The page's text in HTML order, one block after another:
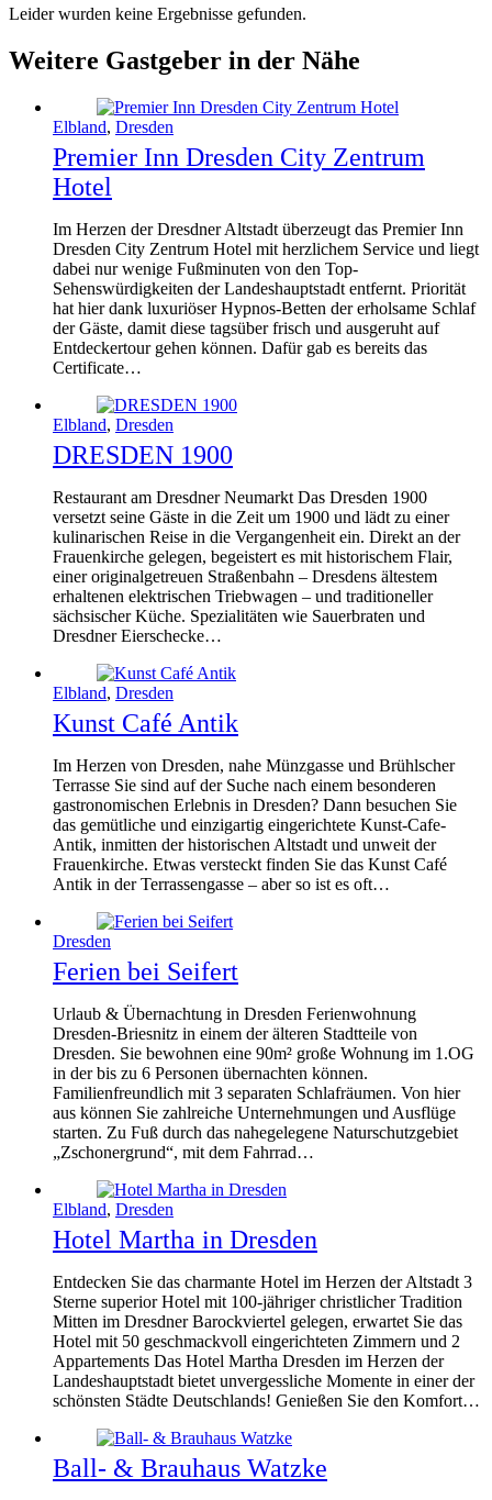
Leider wurden keine Ergebnisse gefunden.
Weitere Gastgeber in der Nähe
Elbland, Dresden
Premier Inn Dresden City Zentrum
Hotel
Im Herzen der Dresdner Altstadt überzeugt das Premier Inn
Dresden City Zentrum Hotel mit herzlichem Service und liegt
dabei nur wenige Fußminuten von den Top-
Sehenswürdigkeiten der Landeshauptstadt entfernt. Priorität
hat hier dank luxuriöser Hypnos-Betten der erholsame Schlaf
der Gäste, damit diese tagsüber frisch und ausgeruht auf
Entdeckertour gehen können. Dafür gab es bereits das
Certificate…
Elbland, Dresden
DRESDEN 1900
Restaurant am Dresdner Neumarkt Das Dresden 1900
versetzt seine Gäste in die Zeit um 1900 und lädt zu einer
kulinarischen Reise in die Vergangenheit ein. Direkt an der
Frauenkirche gelegen, begeistert es mit historischem Flair,
einer originalgetreuen Straßenbahn – Dresdens ältestem
erhaltenen elektrischen Triebwagen – und traditioneller
sächsischer Küche. Spezialitäten wie Sauerbraten und
Dresdner Eierschecke…
Elbland, Dresden
Kunst Café Antik
Im Herzen von Dresden, nahe Münzgasse und Brühlscher
Terrasse Sie sind auf der Suche nach einem besonderen
gastronomischen Erlebnis in Dresden? Dann besuchen Sie
das gemütliche und einzigartig eingerichtete Kunst-Cafe-
Antik, inmitten der historischen Altstadt und unweit der
Frauenkirche. Etwas versteckt finden Sie das Kunst Café
Antik in der Terrassengasse – aber so ist es oft…
Dresden
Ferien bei Seifert
Urlaub & Übernachtung in Dresden Ferienwohnung
Dresden-Briesnitz in einem der älteren Stadtteile von
Dresden. Sie bewohnen eine 90m² große Wohnung im 1.OG
in der bis zu 6 Personen übernachten können.
Familienfreundlich mit 3 separaten Schlafräumen. Von hier
aus können Sie zahlreiche Unternehmungen und Ausflüge
starten. Zu Fuß durch das nahegelegene Naturschutzgebiet
„Zschonergrund“, mit dem Fahrrad…
Elbland, Dresden
Hotel Martha in Dresden
Entdecken Sie das charmante Hotel im Herzen der Altstadt 3
Sterne superior Hotel mit 100-jähriger christlicher Tradition
Mitten im Dresdner Barockviertel gelegen, erwartet Sie das
Hotel mit 50 geschmackvoll eingerichteten Zimmern und 2
Appartements Das Hotel Martha Dresden im Herzen der
Landeshauptstadt bietet unvergessliche Momente in einer der
schönsten Städte Deutschlands! Genießen Sie den Komfort…
Ball- & Brauhaus Watzke